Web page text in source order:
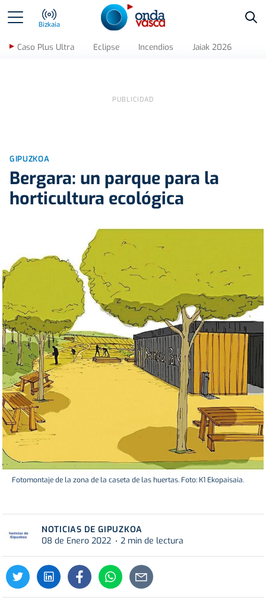
Bizkaia
Caso Plus Ultra Eclipse Incendios Jaiak 2026
GIPUZKOA
Bergara: un parque para la
horticultura ecológica
Fotomontaje de la zona de la caseta de las huertas. Foto: K1 Ekopaisaia.
NOTICIAS DE GIPUZKOA
08 de Enero 2022
2 min de lectura